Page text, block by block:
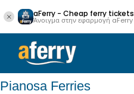
aFerry - Cheap ferry tickets
Άνοιγμα στην εφαρμογή aFerry
Pianosa Ferries